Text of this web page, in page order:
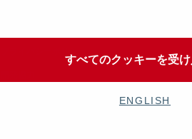
すべてのクッキーを受
ENGLISH